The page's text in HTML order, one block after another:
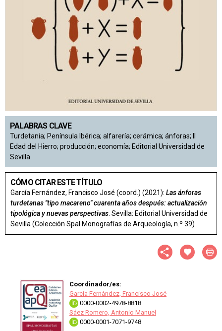
PALABRAS CLAVE
Turdetania; Península Ibérica; alfarería; cerámica; ánforas; II
Edad del Hierro; producción; economía; Editorial Universidad de
Sevilla.
CÓMO CITAR ESTE TÍTULO
García Fernández, Francisco José (coord.) (2021): Las ánforas
turdetanas "tipo macareno" cuarenta años después: actualización
tipológica y nuevas perspectivas . Sevilla: Editorial Universidad de
Sevilla (Colección Spal Monografías de Arqueología, n.º 39) .
Coordinador/es:
García Fernández, Francisco José
0000-0002-4978-8818
Sáez Romero, Antonio Manuel
0000-0001-7071-9748